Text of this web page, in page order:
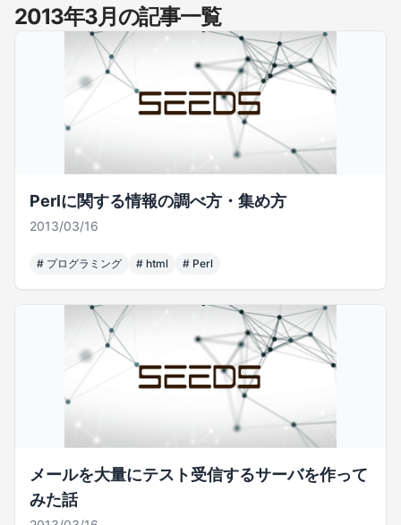
2013年3月の記事一覧
Perlに関する情報の調べ方・集め方
2013/03/16
# プログラミング # html # Perl
メールを大量にテスト受信するサーバを作って
みた話